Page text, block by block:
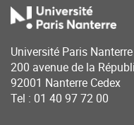
Université Paris Nanterre
200 avenue de la
92001 Nanterre Cedex
Tel : 01 40 97 72 00